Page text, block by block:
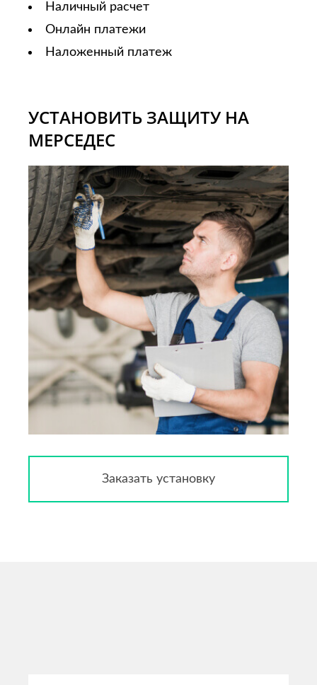
УСТАНОВИТЬ ЗАЩИТУ НА
МЕРСЕДЕС
Заказать установку
Наличный расчет
Онлайн платежи
Наложенный платеж